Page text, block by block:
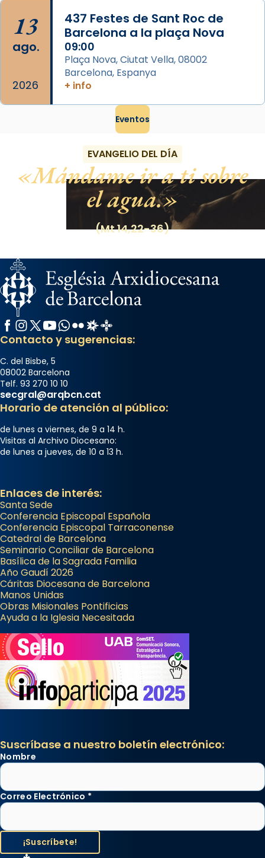
13
ago.
2026
437 Festes de Sant Roc de
Barcelona a la plaça Nova
09:00
Plaça Nova, Ciutat Vella, 08002
Barcelona, Espanya
+ info
Eventos
EVANGELIO DEL DÍA
Mándame ir a ti sobre
el agua.
(Mt 14,22-36)
Facebook
Instagram
X / Twitter
YouTube
WhatsApp
FlickrRadio Estel
Catalunya Cristiana
Contacto y sugerencias:
C. del Bisbe, 5
08002 Barcelona
Telf. 93 270 10 10
secgral@arqbcn.cat
Horario de atención al público:
de lunes a viernes, de 9 a 14 h.
Visitas al Archivo Diocesano:
de lunes a jueves, de 10 a 13 h.
Enlaces de interés:
Santa Sede
Conferencia Episcopal Española
Conferencia Episcopal Tarraconense
Catedral de Barcelona
Seminario Conciliar de Barcelona
Basílica de la Sagrada Familia
Año Gaudí 2026
Cáritas Diocesana de Barcelona
Manos Unidas
Obras Misionales Pontificias
Ayuda a la Iglesia Necesitada
Suscríbase a nuestro boletín electrónico:
Nombre
Correo Electrónico *